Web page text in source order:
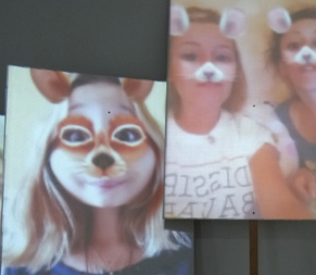
Partenaires